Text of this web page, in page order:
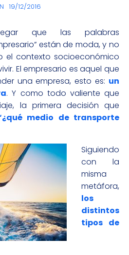
19/12/2016
que las palabras
están de moda, y no
el contexto socioeconómico
El empresario es aquel que
una empresa, esto es: un
. Y como todo valiente que
la primera decisión que
medio de transporte
Siguiendo
con la
misma
metáfora,
los
distintos
tipos de